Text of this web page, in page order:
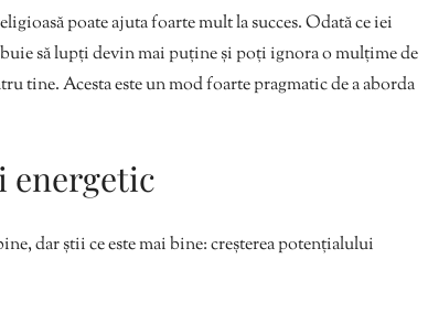
poate ajuta foarte mult la succes. Odată ce iei
să lupți devin mai puține și poți ignora o mulțime de
tine. Acesta este un mod foarte pragmatic de a aborda
energetic
dar știi ce este mai bine: creșterea potențialului